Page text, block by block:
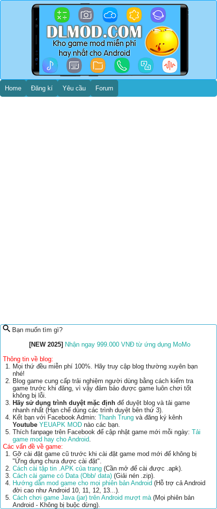
Home Đăng kí Yêu cầu Forum
Bạn muốn tìm gì?
[NEW 2025] Nhận ngay 999.000 VNĐ từ ứng dụng MoMo
Thông tin về blog:
Mọi thứ đều miễn phí 100%. Hãy truy cập blog thường xuyên bạn
nhé!
Blog game cung cấp trải nghiệm người dùng bằng cách kiểm tra
game trước khi đăng, vì vậy đảm bảo được game luôn chơi tốt
không bị lỗi.
Hãy sử dụng trình duyệt mặc định để duyệt blog và tải game
nhanh nhất (Hạn chế dùng các trình duyệt bên thứ 3).
Kết bạn với Facebook Admin: Thanh Trung và đăng ký kênh
Youtube YEUAPK MOD nào các bạn.
Thích fanpage trên Facebook để cập nhật game mới mỗi ngày: Tải
game mod hay cho Android.
Các vấn đề về game:
Gỡ cài đặt game cũ trước khi cài đặt game mod mới để không bị
"Ứng dụng chưa được cài đặt".
Cách cài tập tin .APK của trang (Cần mở để cài được .apk).
Cách cài game có Data (Obb/ data) (Giải nén .zip).
Hướng dẫn mod game cho mọi phiên bản Android (Hỗ trợ cả Android
đời cao như Android 10, 11, 12, 13...).
Cách chơi game Java (jar) trên Android mượt mà(Mọi phiên bản
Android - Không bị buộc dừng).